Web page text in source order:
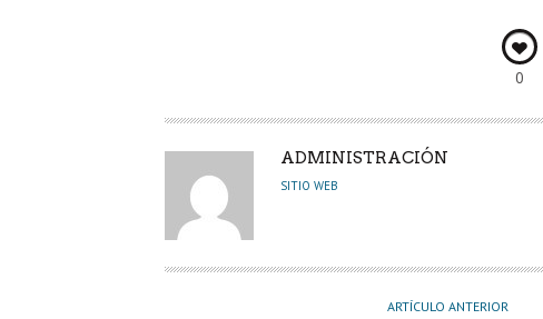
0
A
U
R
ADMINISTRACIÓN
SITIO WEB
ARTÍCULO ANTERIOR